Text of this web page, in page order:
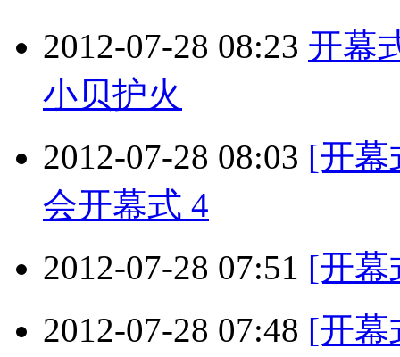
2012-07-28 08:23 开幕
小贝护火
2012-07-28 08:03 [开幕
会开幕式 4
2012-07-28 07:51 [开幕
2012-07-28 07:48 [开幕